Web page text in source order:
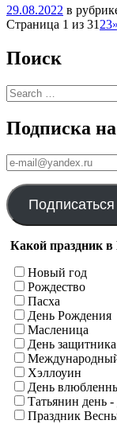
29.08.2022 в
Навигация
Страница 1 из 31 23»
Поиск
Search
Подписка
е-
mail@yandex.ru
Подписаться
Какой праздник в
Новый год
Рождество
Пасха
День Рождения
Масленица
День
Хэллоуин
День
Татьянин день -
Праздник